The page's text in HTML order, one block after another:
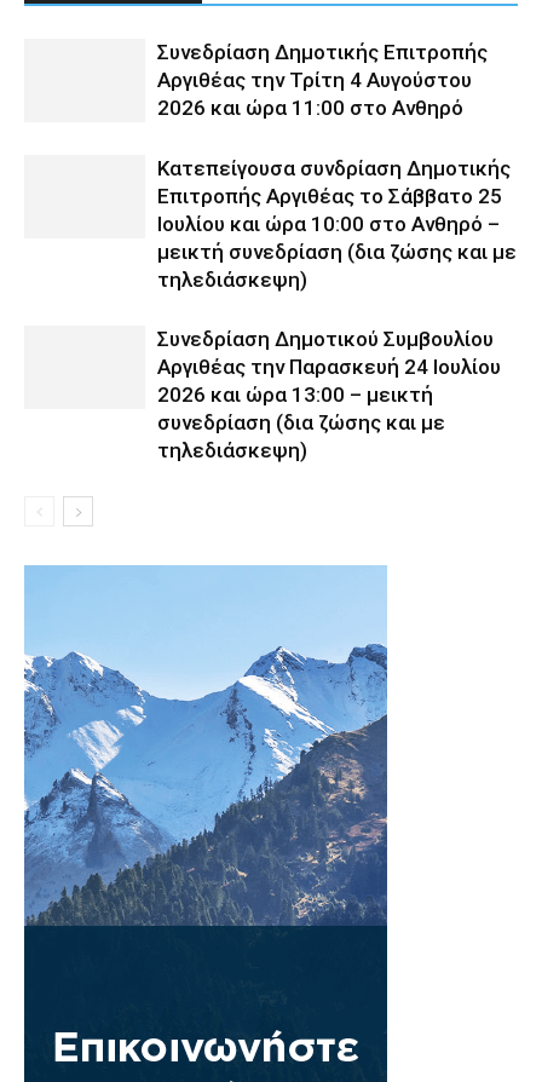
Συνεδρίαση Δημοτικής Επιτροπής
Αργιθέας την Τρίτη 4 Αυγούστου
2026 και ώρα 11:00 στο Ανθηρό
Κατεπείγουσα συνδρίαση Δημοτικής
Επιτροπής Αργιθέας το Σάββατο 25
Ιουλίου και ώρα 10:00 στο Ανθηρό –
μεικτή συνεδρίαση (δια ζώσης και με
τηλεδιάσκεψη)
Συνεδρίαση Δημοτικού Συμβουλίου
Αργιθέας την Παρασκευή 24 Ιουλίου
2026 και ώρα 13:00 – μεικτή
συνεδρίαση (δια ζώσης και με
τηλεδιάσκεψη)